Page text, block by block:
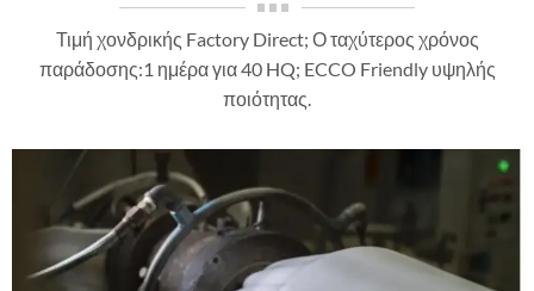
Τιμή χονδρικής Factory Direct; Ο ταχύτερος χρόνος
παράδοσης:1 ημέρα για 40 HQ; ECCO Friendly υψηλής
ποιότητας.